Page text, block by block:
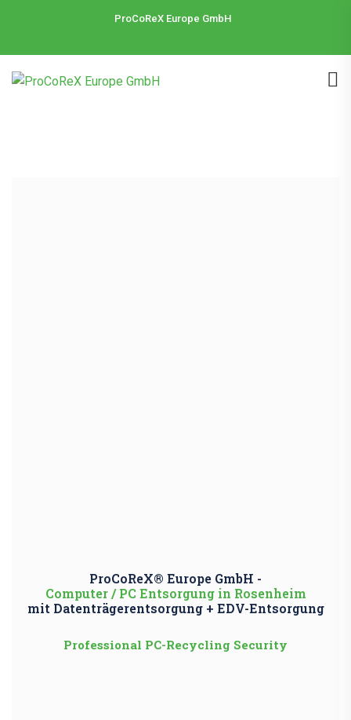
ProCoReX Europe GmbH
ProCoReX® Europe GmbH -
Computer / PC Entsorgung in Rosenheim
mit Datenträgerentsorgung + EDV-Entsorgung
Professional PC-Recycling Security